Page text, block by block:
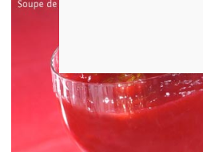
Tech
Insolites
Cuisine
Vos
chroniques